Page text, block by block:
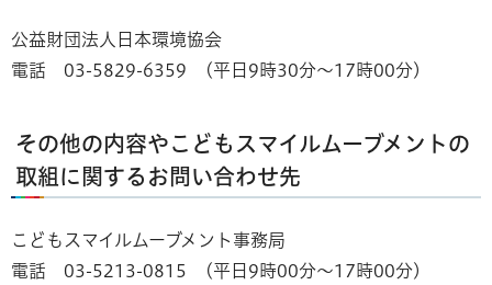
公益財団法人日本環境協会
電話 03-5829-6359 (平日9時30分〜17時00分)
その他の内容やこどもスマイルムーブメントの
取組に関するお問い合わせ先
こどもスマイルムーブメント事務局
電話 03-5213-0815 (平日9時00分〜17時00分)